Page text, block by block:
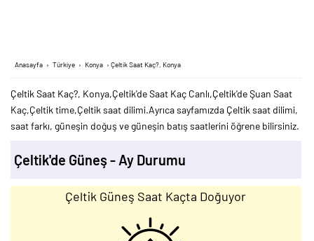
Anasayfa › Türkiye › Konya › Çeltik Saat Kaç?, Konya
Çeltik Saat Kaç?, Konya,Çeltik'de Saat Kaç Canlı,Çeltik'de Şuan Saat
Kaç,Çeltik time,Çeltik saat dilimi.Ayrıca sayfamızda Çeltik saat dilimi,
saat farkı, güneşin doğuş ve güneşin batış saatlerini öğrene bilirsiniz.
Çeltik'de Güneş - Ay Durumu
Çeltik Güneş Saat Kaçta Doğuyor